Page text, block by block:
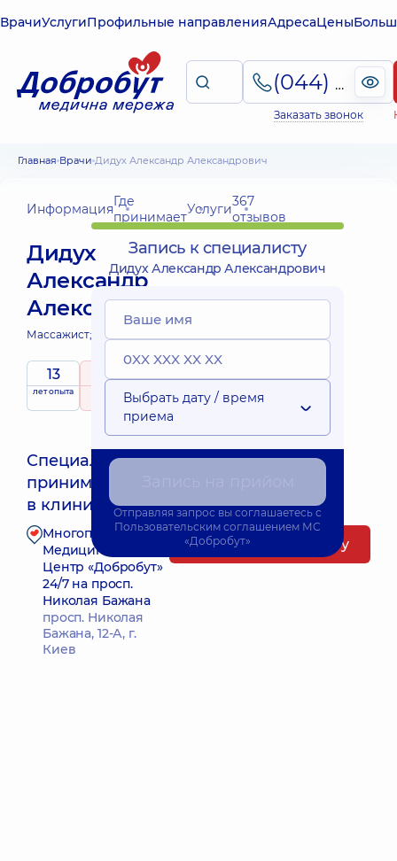
ВрачиУслугиПрофильные направленияАдресаЦены
(044) 495-2-888
Заказать звонок
Главная Врачи Дидух Александр Александрович
ИнформацияГде
принимаетУслуги367
отзывов
Дидух
Александр
Александрович
Массажист;
13
лет опыта
5 / 5
рейтингна основе
367 отзывов
Специалист
принимает
в клинике
Многопрофильный
Медицинский
Центр «Добробут»
24/7 на просп.
Николая Бажана
просп. Николая
Бажана, 12-А, г.
Киев
Запись к специалисту
Запись к специалисту
Дидух Александр Александрович
Выбрать дату / время
приема
Отправляя запрос вы соглашаетесь с
Пользовательским соглашением МС
«Добробут»